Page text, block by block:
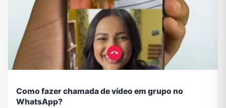
Como fazer chamada de vídeo em grupo no
WhatsApp?